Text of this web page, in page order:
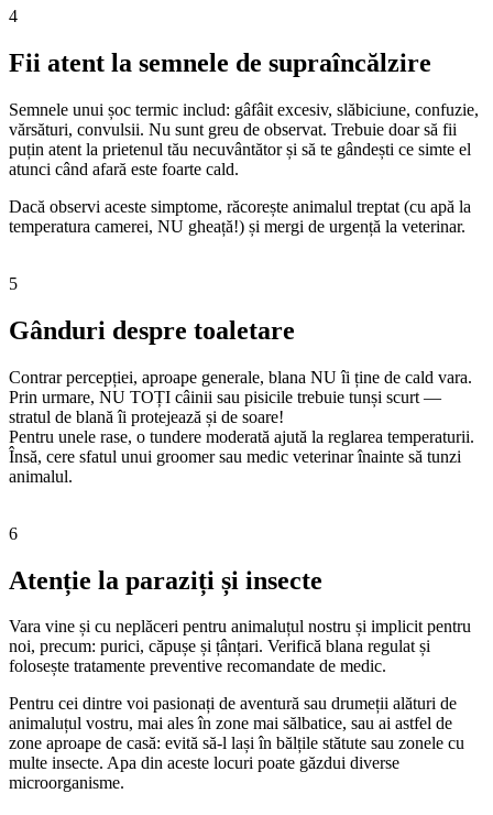
4
Fii atent la semnele de supraîncălzire
Semnele unui șoc termic includ: gâfâit excesiv, slăbiciune, confuzie,
vărsături, convulsii. Nu sunt greu de observat. Trebuie doar să fii
puțin atent la prietenul tău necuvântător și să te gândești ce simte el
atunci când afară este foarte cald.
Dacă observi aceste simptome, răcorește animalul treptat (cu apă la
temperatura camerei, NU gheață!) și mergi de urgență la veterinar.
5
Gânduri despre toaletare
Contrar percepției, aproape generale, blana NU îi ține de cald vara.
Prin urmare, NU TOȚI câinii sau pisicile trebuie tunși scurt —
stratul de blană îi protejează și de soare!
Pentru unele rase, o tundere moderată ajută la reglarea temperaturii.
Însă, cere sfatul unui groomer sau medic veterinar înainte să tunzi
animalul.
6
Atenție la paraziți și insecte
Vara vine și cu neplăceri pentru animaluțul nostru și implicit pentru
noi, precum: purici, căpușe și țânțari. Verifică blana regulat și
folosește tratamente preventive recomandate de medic.
Pentru cei dintre voi pasionați de aventură sau drumeții alături de
animaluțul vostru, mai ales în zone mai sălbatice, sau ai astfel de
zone aproape de casă: evită să-l lași în bălțile stătute sau zonele cu
multe insecte. Apa din aceste locuri poate găzdui diverse
microorganisme.